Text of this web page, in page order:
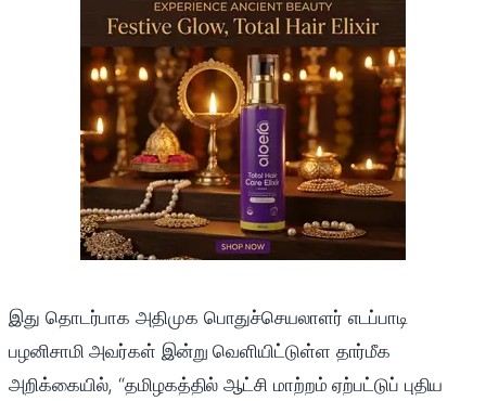
இது தொடர்பாக அதிமுக பொதுச்செயலாளர் எடப்பாடி
பழனிசாமி அவர்கள் இன்று வெளியிட்டுள்ள தார்மீக
அறிக்கையில், “தமிழகத்தில் ஆட்சி மாற்றம் ஏற்பட்டுப் புதிய